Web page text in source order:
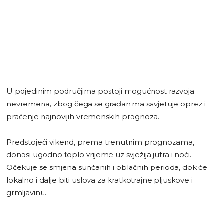
U pojedinim područjima postoji mogućnost razvoja
nevremena, zbog čega se građanima savjetuje oprez i
praćenje najnovijih vremenskih prognoza.
Predstojeći vikend, prema trenutnim prognozama,
donosi ugodno toplo vrijeme uz svježija jutra i noći.
Očekuje se smjena sunčanih i oblačnih perioda, dok će
lokalno i dalje biti uslova za kratkotrajne pljuskove i
grmljavinu.